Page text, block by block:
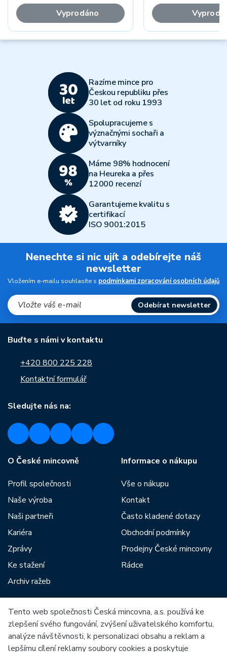
Vyprodáno
Razíme mince pro
Českou republiku přes
30 let od roku 1993
Spolupracujeme s
význačnými sochaři a
výtvarníky
Máme 98% hodnocení
na Heureka a přes
12000 recenzí
Garantujeme kvalitu s
certifikací
ISO 9001:2015
Nenechte si nic ujít a odebírejte náš
newsletter
Vložením e-mailu souhlasíte s podmínkami zpracování osobních údajů
Odebírat newsletter
Buďte s námi v kontaktu
+420 800 225 228
Kontaktní formulář
Sledujte nás na:
O České mincovně
Profil společnosti
Naše výroba
Naši partneři
Kariéra
Zprávy
Ke stažení
Archiv ražeb
Informace o nákupu
Vše o nákupu
Kontakt
Často kladené dotazy
Obchodní podmínky
Prodejny České mincovny
Rádce
Mezi naše partnery patří:
Tento web společnosti Česká mincovna, a.s. používá ke
zlepšení svého fungování, zvýšení uživatelského komfortu,
analýze návštěvnosti, k personalizaci obsahu a reklam a
lepšímu cílení reklamy soubory cookies a poskytuje